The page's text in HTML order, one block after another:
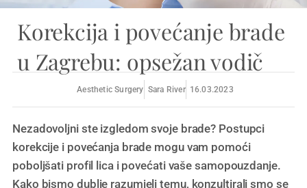
Korekcija i povećanje brade
u Zagrebu: opsežan vodič
Aesthetic Surgery Sara River 16.03.2023
Nezadovoljni ste izgledom svoje brade? Postupci
korekcije i povećanja brade mogu vam pomoći
poboljšati profil lica i povećati vaše samopouzdanje.
Kako bismo dublje razumjeli temu, konzultirali smo se